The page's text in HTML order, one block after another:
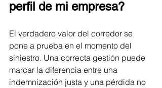
perfil de mi empresa?
El verdadero valor del corredor se
pone a prueba en el momento del
siniestro. Una correcta gestión puede
marcar la diferencia entre una
indemnización justa y una pérdida no